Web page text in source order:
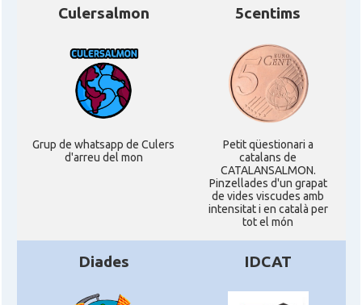
Culersalmon
Grup de whatsapp de Culers
d'arreu del mon
5centims
Petit qüestionari a
catalans de
CATALANSALMON.
Pinzellades d'un grapat
de vides viscudes amb
intensitat i en català per
tot el món
Diades IDCAT